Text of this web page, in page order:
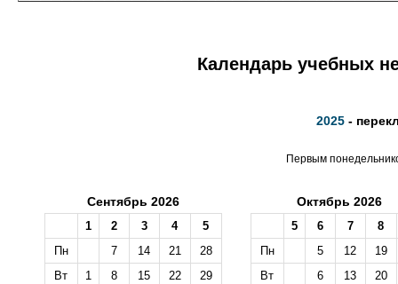
Календарь учебных
2025 -
Первым
Сентябрь 2026
1 2 3 4
5
Пн
7 14 21
28
Вт
1 8 15 22
29
Октябрь 2026
5 6 7
8
Пн
5 12
19
Вт
6 13
20